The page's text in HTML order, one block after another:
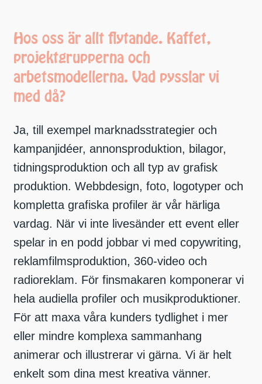
Hos oss är allt flytande. Kaffet,
projektgrupperna och
arbetsmodellerna. Vad pysslar vi
med då?
Ja, till exempel marknadsstrategier och
kampanjidéer, annonsproduktion, bilagor,
tidningsproduktion och all typ av grafisk
produktion. Webbdesign, foto, logotyper och
kompletta grafiska profiler är vår härliga
vardag. När vi inte livesänder ett event eller
spelar in en podd jobbar vi med copywriting,
reklamfilmsproduktion, 360-video och
radioreklam. För finsmakaren komponerar vi
hela audiella profiler och musikproduktioner.
För att maxa våra kunders tydlighet i mer
eller mindre komplexa sammanhang
animerar och illustrerar vi gärna. Vi är helt
enkelt som dina mest kreativa vänner.